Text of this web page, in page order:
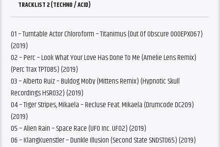
TRACKLIST 2 (TECHNO / ACID)
01 – Turntable Actor Chloroform – Titanimus (Out Of Obscure OOOEPX067)
(2019)
02 – Perc – Look What Your Love Has Done To Me (Amelie Lens Remix)
(Perc Trax TPT085) (2019)
03 – Alberto Ruiz – Buldog Moby (Mittens Remix) (Hypnotic Skull
Recordings HSR032) (2019)
04 – Tiger Stripes, Mikaela – Recluse Feat. Mikaela (Drumcode DC209)
(2019)
05 – Alien Rain – Space Race (UFO Inc. UFO2) (2019)
06 – KlangKuenstler – Dunkle Illusion (Second State SNDST065) (2019)